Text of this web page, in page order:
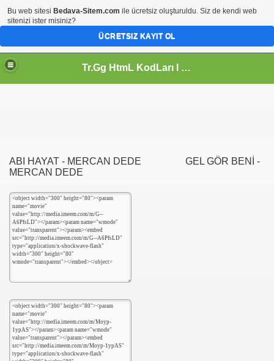
Tr.Gg HtmL KodLarı l Javascript l WebmasteR AracLari l Süper KodLar l Css KoD l Tasarım KodLarı l En Dev KoD ARsıvLeri l
ABI HAYAT - MERCAN DEDE GEL GÖR BENİ -
MERCAN DEDE
Bu web sitesi Bedava-Sitem.com ile ücretsiz oluşturuldu. Siz de kendi web
sitenizi ister misiniz?
ÜCRETSIZ KAYIT OL